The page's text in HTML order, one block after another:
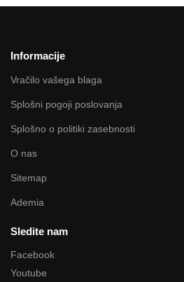
Informacije
Vračilo vašega blaga
Splošni pogoji poslovanja
Splošno o politiki zasebnosti
O nas
Sitemap
Ademia
Sledite nam
Facebook
Youtube